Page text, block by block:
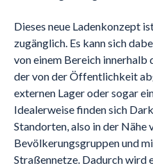
Dieses neue Ladenkonzept
zugänglich. Es kann sich
von einem Bereich innerhalb
der von der Öffentlichkeit
externen Lager oder sogar
Idealerweise finden sich
Standorten, also in der Nähe
Bevölkerungsgruppen und
Straßennetze. Dadurch wird